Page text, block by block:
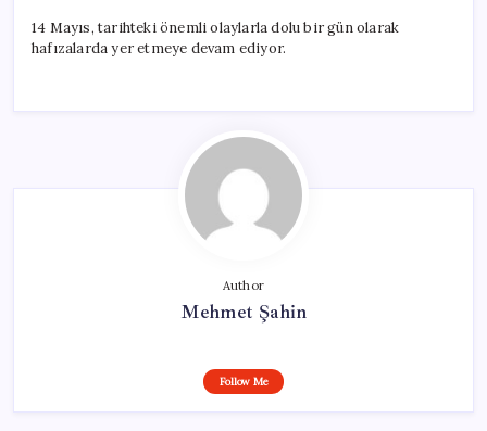
14 Mayıs, tarihteki önemli olaylarla dolu bir gün olarak
hafızalarda yer etmeye devam ediyor.
Author
Mehmet Şahin
Follow Me